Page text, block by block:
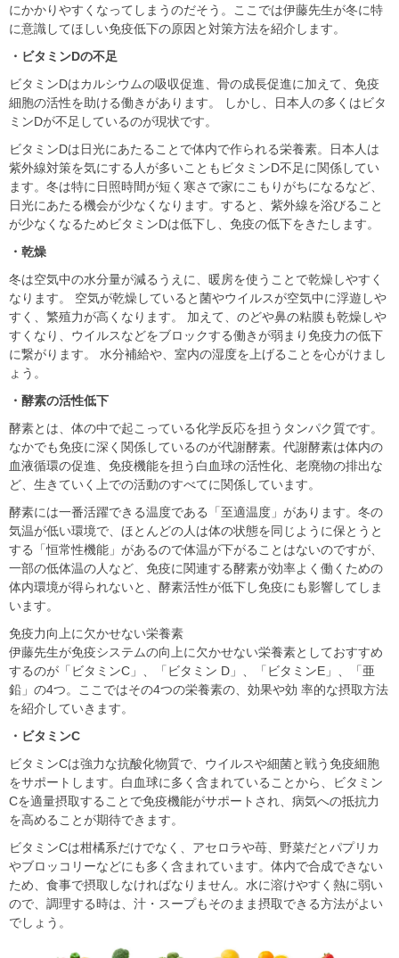
にかかりやすくなってしまうのだそう。ここでは伊藤先⽣が冬に特
に意識してほしい免疫低下の原因と対策⽅法を紹介します。
・ビタミンDの不足
ビタミンDはカルシウムの吸収促進、⾻の成⻑促進に加えて、免疫
細胞の活性を助ける働きがあります。 しかし、日本人の多くはビタ
ミンDが不足しているのが現状です。
ビタミンDは⽇光にあたることで体内で作られる栄養素。⽇本⼈は
紫外線対策を気にする⼈が多いこともビタミンD不⾜に関係してい
ます。冬は特に⽇照時間が短く寒さで家にこもりがちになるなど、
⽇光にあたる機会が少なくなります。すると、紫外線を浴びること
が少なくなるためビタミンDは低下し、免疫の低下をきたします。
・乾燥
冬は空気中の⽔分量が減るうえに、暖房を使うことで乾燥しやすく
なります。 空気が乾燥していると菌やウイルスが空気中に浮遊しや
すく、繁殖⼒が⾼くなります。 加えて、のどや⿐の粘膜も乾燥しや
すくなり、ウイルスなどをブロックする働きが弱まり免疫⼒の低下
に繋がります。 ⽔分補給や、室内の湿度を上げることを⼼がけまし
ょう。
・酵素の活性低下
酵素とは、体の中で起こっている化学反応を担うタンパク質です。
なかでも免疫に深く関係しているのが代謝酵素。代謝酵素は体内の
⾎液循環の促進、免疫機能を担う⽩⾎球の活性化、⽼廃物の排出な
ど、⽣きていく上での活動のすべてに関係しています。
酵素には⼀番活躍できる温度である「⾄適温度」があります。冬の
気温が低い環境で、ほとんどの⼈は体の状態を同じように保とうと
する「恒常性機能」があるので体温が下がることはないのですが、
⼀部の低体温の⼈など、免疫に関連する酵素が効率よく働くための
体内環境が得られないと、酵素活性が低下し免疫にも影響してしま
います。
免疫力向上に⽋かせない栄養素
伊藤先⽣が免疫システムの向上に⽋かせない栄養素としておすすめ
するのが「ビタミンC」、「ビタミン D」、「ビタミンE」、「亜
鉛」の4つ。ここではその4つの栄養素の、効果や効 率的な摂取⽅法
を紹介していきます。
・ビタミンC
ビタミンCは強⼒な抗酸化物質で、ウイルスや細菌と戦う免疫細胞
をサポートします。⽩⾎球に多く含まれていることから、ビタミン
Cを適量摂取することで免疫機能がサポートされ、病気への抵抗⼒
を⾼めることが期待できます。
ビタミンCは柑橘系だけでなく、アセロラや苺、野菜だとパプリカ
やブロッコリーなどにも多く含まれています。体内で合成できない
ため、⾷事で摂取しなければなりません。⽔に溶けやすく熱に弱い
ので、調理する時は、汁・スープもそのまま摂取できる方法がよい
でしょう。